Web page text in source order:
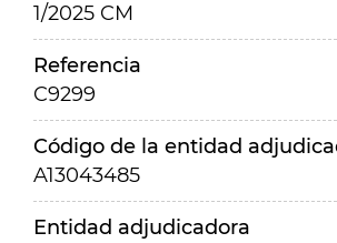
1/2025 CM
Referencia
C9299
Código de la entidad
A13043485
Entidad adjudicadora